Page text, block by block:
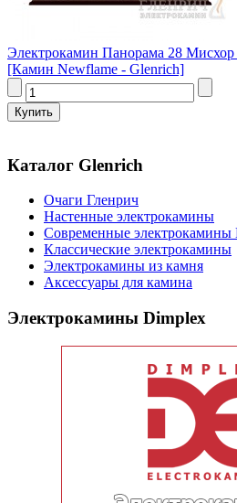
Электрокамин Панорама 28 Мисхор
[Камин Newflame - Glenrich]
Каталог Glenrich
Очаги Гленрич
Настенные электрокамины
Современные электрокамины
Классические электрокамины
Электрокамины из камня
Аксессуары для камина
Электрокамины Dimplex